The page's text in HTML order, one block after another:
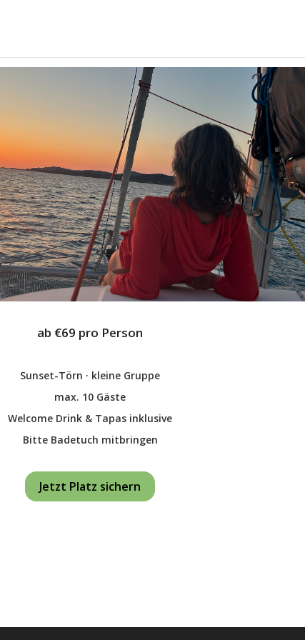
ab €69 pro Person
Sunset-Törn · kleine Gruppe
max. 10 Gäste
Welcome Drink & Tapas inklusive
Bitte Badetuch mitbringen
Jetzt Platz sichern